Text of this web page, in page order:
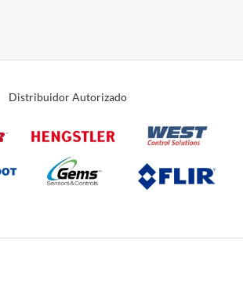
Distribuidor Autorizado